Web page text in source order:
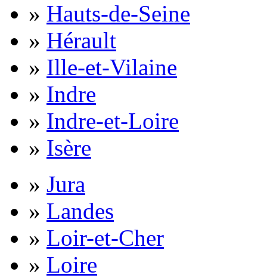
» Hauts-de-Seine
» Hérault
» Ille-et-Vilaine
» Indre
» Indre-et-Loire
» Isère
» Jura
» Landes
» Loir-et-Cher
» Loire